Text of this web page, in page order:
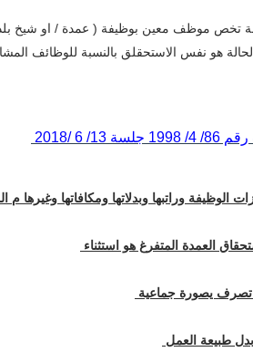
تخص موظف معين بوظيفة ( عمدة / او شيخ
هو نفس الاستحقلق بالنسبة للوظائف
/2018
وراتبها وبدلاتها ومكافاتها وغيرها م
العمدة المتفرغ هو استثناء
تصرف يصورة جماعية
طبيعة العمل